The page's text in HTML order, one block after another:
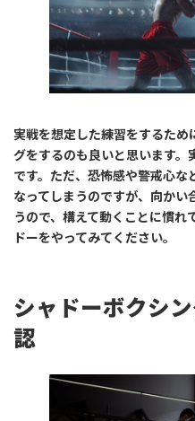
実戦を想定した練習をするた
グをするのも良いと思います。
です。ただ、恐怖感や警戒心な
なってしまうのですが、向かい
うので、構えて動くことに慣
ドーをやってみてください。
シャドーボクシ
認